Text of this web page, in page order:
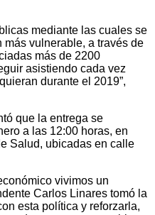
mediante las cuales se
vulnerable, a través de
más de 2200
asistiendo cada vez
durante el 2019”,
que la entrega se
a las 12:00 horas, en
Salud, ubicadas en calle
vivimos un
Carlos Linares tomó la
esta política y reforzarla,